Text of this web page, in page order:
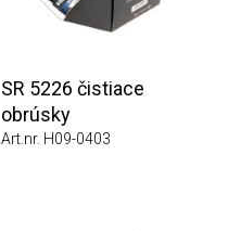
SR 5226 čistiace
obrúsky
Art.nr. H09-0403